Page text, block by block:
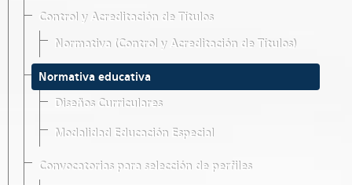
Control y Acreditación de Títulos
Normativa (Control y Acreditación de Títulos)
Normativa educativa
Diseños Curriculares
Modalidad Educación Especial
Convocatorias para selección de perfiles